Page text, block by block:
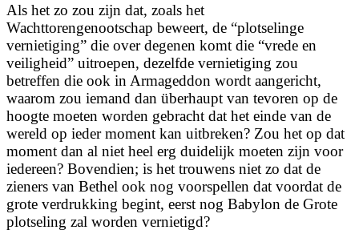
Als het zo zou zijn dat, zoals het
Wachttorengenootschap beweert, de “plotselinge
vernietiging” die over degenen komt die “vrede en
veiligheid” uitroepen, dezelfde vernietiging zou
betreffen die ook in Armageddon wordt aangericht,
waarom zou iemand dan überhaupt van tevoren op de
hoogte moeten worden gebracht dat het einde van de
wereld op iedermoment kan uitbreken? Zou het op dat
moment dan al niet heel erg duidelijk moeten zijn voor
iedereen? Bovendien; is het trouwens niet zo dat de
zieners van Bethel ook nog voorspellen dat voordat de
grote verdrukking begint, eerst nog Babylon de Grote
plotseling zal worden vernietigd?